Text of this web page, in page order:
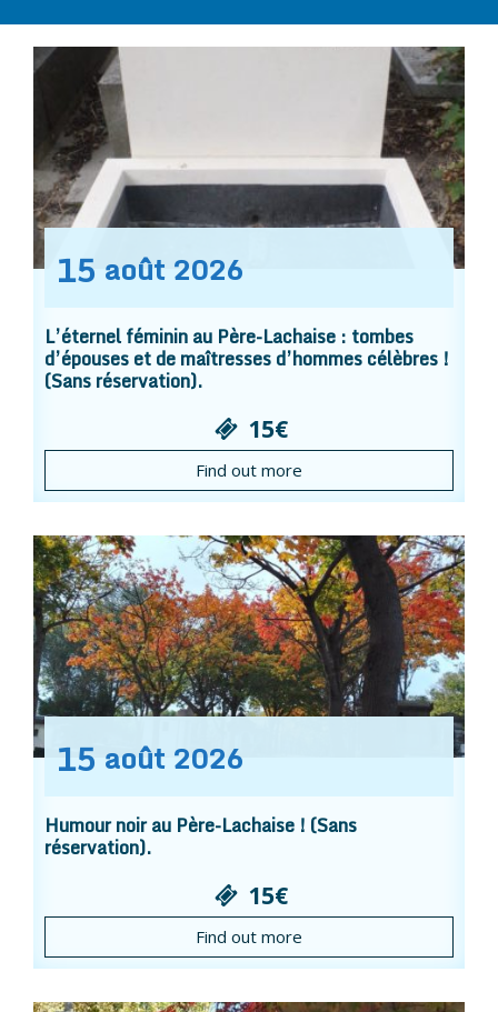
15 août 2026
L’éternel féminin au Père-Lachaise : tombes
d’épouses et de maîtresses d’hommes célèbres !
(Sans réservation).
15€
Find out more
15 août 2026
Humour noir au Père-Lachaise ! (Sans
réservation).
15€
Find out more